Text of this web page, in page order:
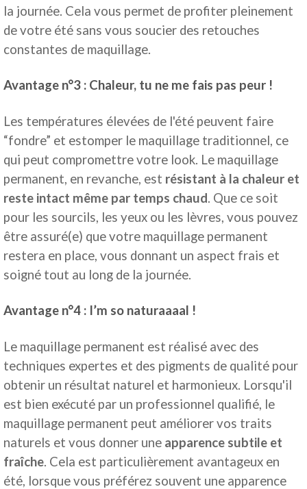
la journée. Cela vous permet de profiter pleinement
de votre été sans vous soucier des retouches
constantes de maquillage.
Avantage n°3 : Chaleur, tu ne me fais pas peur !
Les températures élevées de l'été peuvent faire
“fondre” et estomper le maquillage traditionnel, ce
qui peut compromettre votre look. Le maquillage
permanent, en revanche, est résistant à la chaleur et
reste intact même par temps chaud. Que ce soit
pour les sourcils, les yeux ou les lèvres, vous pouvez
être assuré(e) que votre maquillage permanent
restera en place, vous donnant un aspect frais et
soigné tout au long de la journée.
Avantage n°4 : I’m so naturaaaal !
Le maquillage permanent est réalisé avec des
techniques expertes et des pigments de qualité pour
obtenir un résultat naturel et harmonieux. Lorsqu'il
est bien exécuté par un professionnel qualifié, le
maquillage permanent peut améliorer vos traits
naturels et vous donner une apparence subtile et
fraîche. Cela est particulièrement avantageux en
été, lorsque vous préférez souvent une apparence